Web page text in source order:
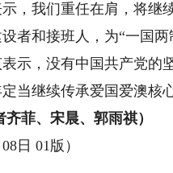
我们重任在肩，将继
者和接班人，为“一国两
，没有中国共产党的
当继续传承爱国爱澳核
菲、宋晨、郭雨祺）
日 01版）